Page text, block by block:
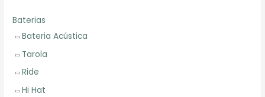
Baterias
Bateria Acústica
Tarola
Ride
Hi Hat